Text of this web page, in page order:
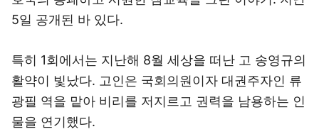
5일 공개된 바 있다.
특히 1회에서는 지난해 8월 세상을 떠난 고 송영규의
활약이 빛났다. 고인은 국회의원이자 대권주자인 류
광필 역을 맡아 비리를 저지르고 권력을 남용하는 인
물을 연기했다.